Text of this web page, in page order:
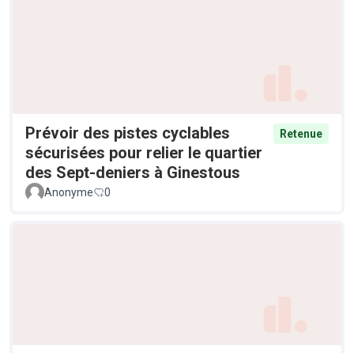
Prévoir des pistes cyclables
sécurisées pour relier le quartier
des Sept-deniers à Ginestous
Retenue
Anonyme 0